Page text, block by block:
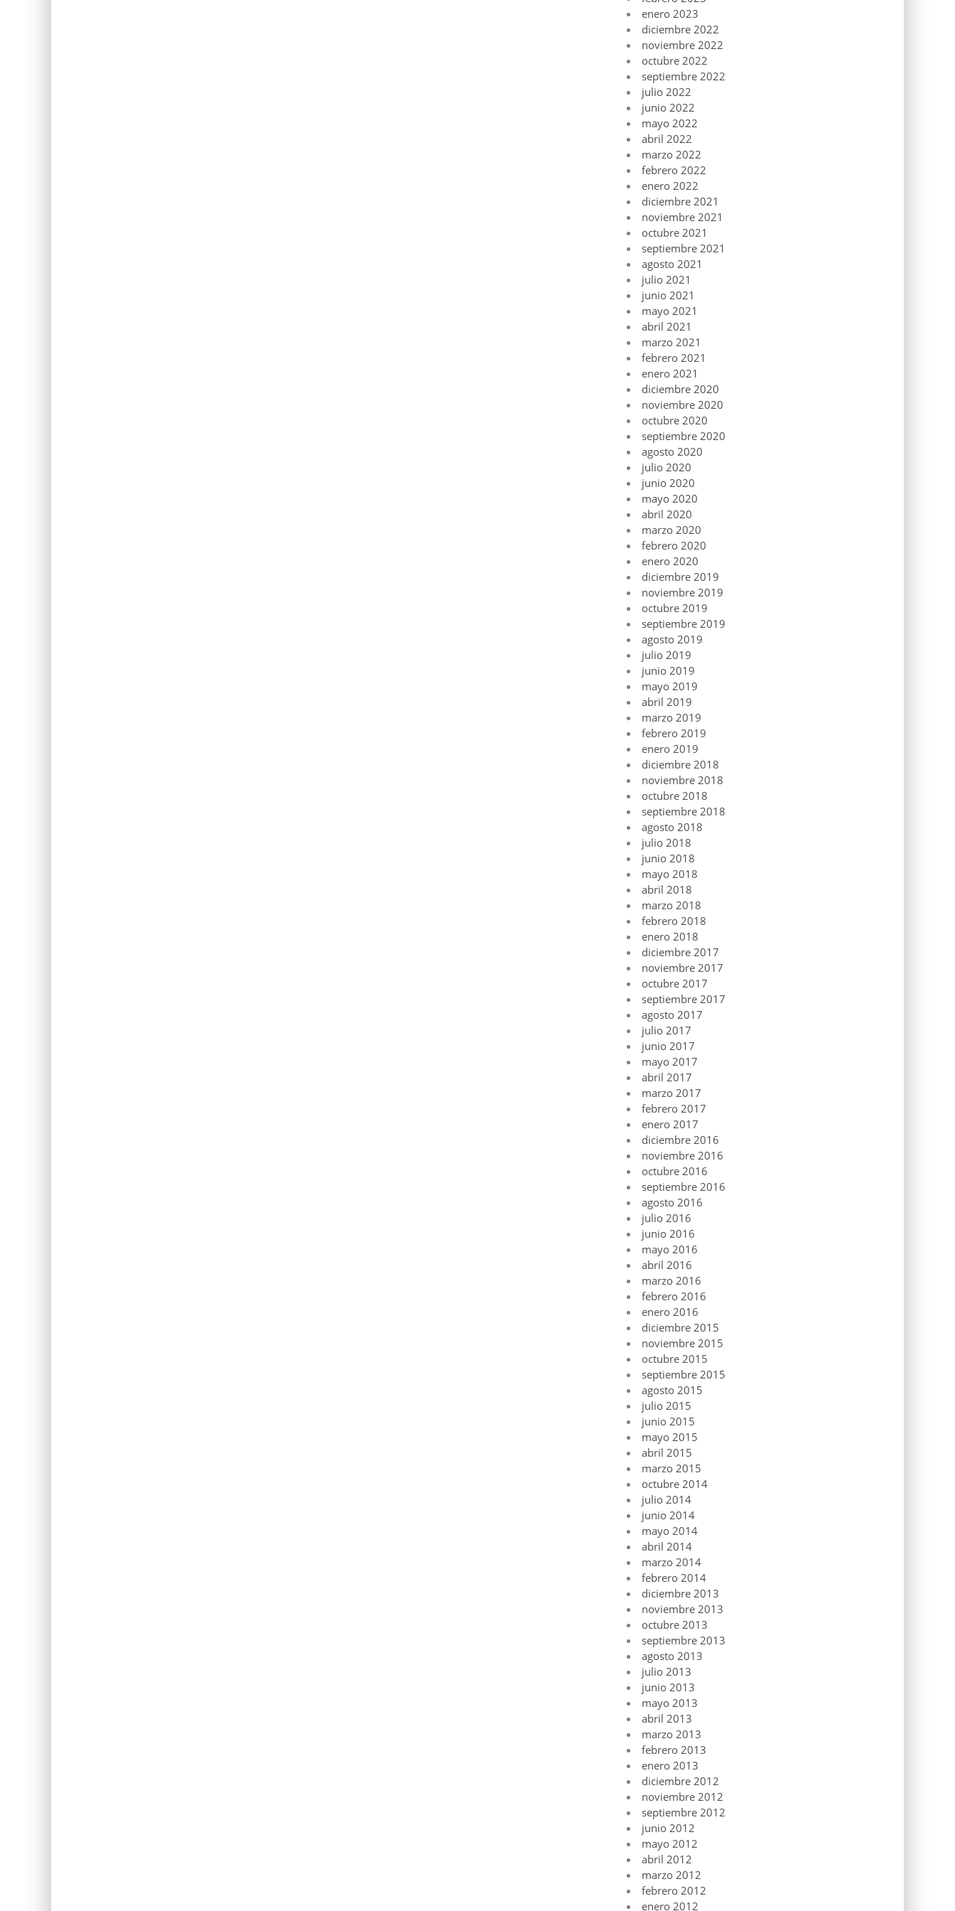
enero 2023
diciembre 2022
noviembre 2022
octubre 2022
septiembre 2022
julio 2022
junio 2022
mayo 2022
abril 2022
marzo 2022
febrero 2022
enero 2022
diciembre 2021
noviembre 2021
octubre 2021
septiembre 2021
agosto 2021
julio 2021
junio 2021
mayo 2021
abril 2021
marzo 2021
febrero 2021
enero 2021
diciembre 2020
noviembre 2020
octubre 2020
septiembre 2020
agosto 2020
julio 2020
junio 2020
mayo 2020
abril 2020
marzo 2020
febrero 2020
enero 2020
diciembre 2019
noviembre 2019
octubre 2019
septiembre 2019
agosto 2019
julio 2019
junio 2019
mayo 2019
abril 2019
marzo 2019
febrero 2019
enero 2019
diciembre 2018
noviembre 2018
octubre 2018
septiembre 2018
agosto 2018
julio 2018
junio 2018
mayo 2018
abril 2018
marzo 2018
febrero 2018
enero 2018
diciembre 2017
noviembre 2017
octubre 2017
septiembre 2017
agosto 2017
julio 2017
junio 2017
mayo 2017
abril 2017
marzo 2017
febrero 2017
enero 2017
diciembre 2016
noviembre 2016
octubre 2016
septiembre 2016
agosto 2016
julio 2016
junio 2016
mayo 2016
abril 2016
marzo 2016
febrero 2016
enero 2016
diciembre 2015
noviembre 2015
octubre 2015
septiembre 2015
agosto 2015
julio 2015
junio 2015
mayo 2015
abril 2015
marzo 2015
octubre 2014
julio 2014
junio 2014
mayo 2014
abril 2014
marzo 2014
febrero 2014
diciembre 2013
noviembre 2013
octubre 2013
septiembre 2013
agosto 2013
julio 2013
junio 2013
mayo 2013
abril 2013
marzo 2013
febrero 2013
enero 2013
diciembre 2012
noviembre 2012
septiembre 2012
junio 2012
mayo 2012
abril 2012
marzo 2012
febrero 2012
enero 2012